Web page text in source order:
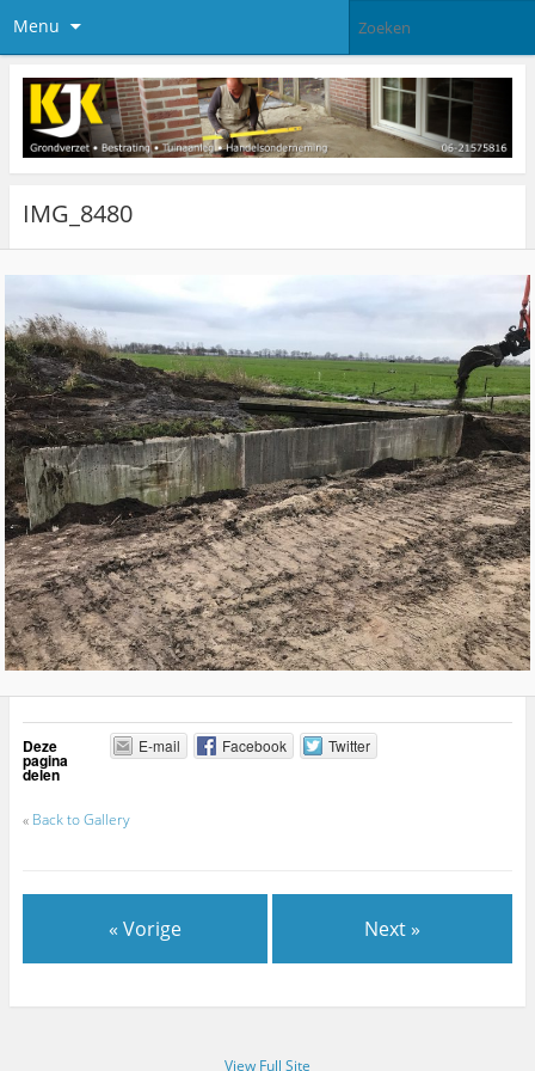
Menu
IMG_8480
Deze
pagina
delen
E-mail Facebook Twitter
« Back to Gallery
« Vorige Next »
View Full Site